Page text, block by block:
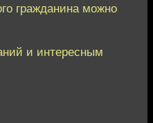
гражданина можно
и интересным